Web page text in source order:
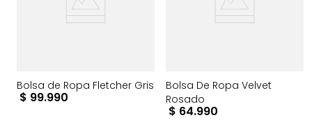
Bolsa de Ropa Fletcher Gris
$ 99.990
Bolsa De Ropa Velvet
Rosado
$ 64.990